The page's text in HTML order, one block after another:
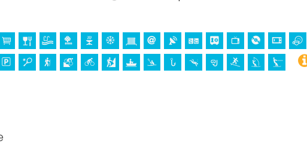
cyclisme, escalade, canoë, kayak, pêche, plongée, snorkeling, surf, planche à
moins de 5 kilomètres de la villa)
et équitation (à moins de 10 kilomètres de la villa)